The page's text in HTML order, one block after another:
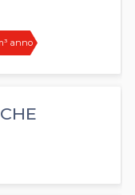
anno